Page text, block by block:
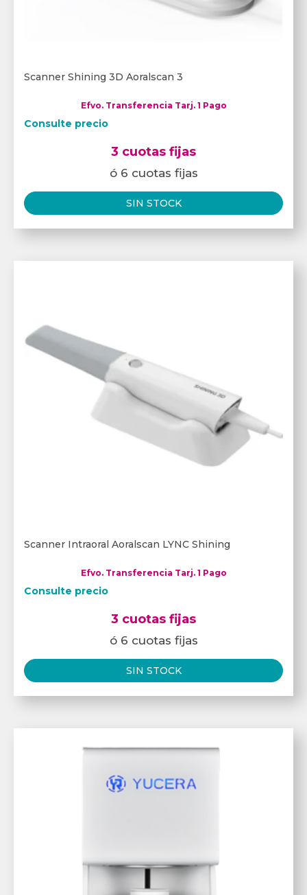
Scanner Shining 3D Aoralscan 3
Efvo. Transferencia Tarj. 1 Pago
Consulte precio
3 cuotas fijas
ó 6 cuotas fijas
SIN STOCK
Scanner Intraoral Aoralscan LYNC Shining
Efvo. Transferencia Tarj. 1 Pago
Consulte precio
3 cuotas fijas
ó 6 cuotas fijas
SIN STOCK